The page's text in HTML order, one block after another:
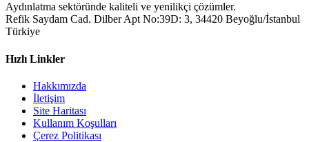
Aydınlatma sektöründe kaliteli ve yenilikçi çözümler.
Refik Saydam Cad. Dilber Apt No:39D: 3, 34420 Beyoğlu/İstanbul
Türkiye
Hızlı Linkler
Hakkımızda
İletişim
Site Haritası
Kullanım Koşulları
Çerez Politikası